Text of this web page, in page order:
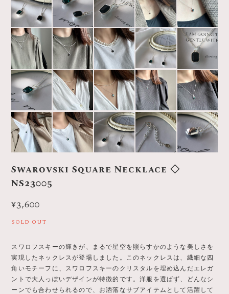
Swarovski Square Necklace ◇
NS23005
¥3,600
SOLD OUT
スワロフスキーの輝きが、まるで星空を照らすかのような美しさを
実現したネックレスが登場しました。このネックレスは、繊細な四
角いモチーフに、スワロフスキーのクリスタルを埋め込んだエレガ
ントで大人っぽいデザインが特徴的です。洋服を選ばず、どんなシ
ーンでも合わせられるので、お洒落なサブアイテムとして活躍して